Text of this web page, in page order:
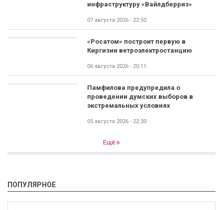
инфраструктуру «Вайлдберриз»
07 августа 2026 - 22:50
«Росатом» построит первую в
Киргизии ветроэлектростанцию
06 августа 2026 - 20:11
Памфилова предупредила о
проведении думских выборов в
экстремальных условиях
05 августа 2026 - 22:30
Ещё
ПОПУЛЯРНОЕ